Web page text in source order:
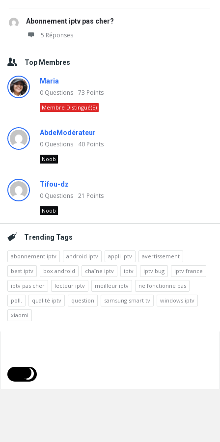
Abonnement iptv pas cher?
5 Réponses
Top Membres
Maria
0 Questions 73 Points
Membre Distingué(e)
AbdeModérateur
0 Questions 40 Points
Noob
Tifou-dz
0 Questions 21 Points
Noob
Trending Tags
abonnement iptv android iptv appli iptv
avertissement
best iptv
box android chaîne iptv iptv iptv bug
iptv france
iptv pas cher
lecteur iptv meilleur iptv
ne fonctionne pas
poll.
qualité iptv question samsung smart tv
windows iptv
xiaomi